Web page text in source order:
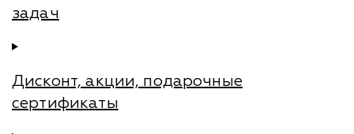
задач
Дисконт, акции, подарочные
сертификаты